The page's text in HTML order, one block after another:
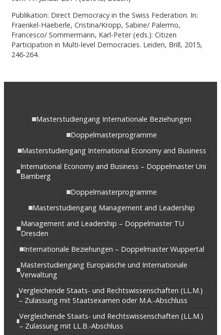
Publikation: Direct Democracy in the Swiss Federation. In:
Fraenkel-Haeberle, Cristina/Kropp, Sabine/ Palermo,
Francesco/ Sommermann, Karl-Peter (eds.): Citizen
Participation in Multi-level Democracies. Leiden, Brill, 2015,
246-264.
Masterstudiengang Internationale Beziehungen
Doppelmasterprogramme
Masterstudiengang International Economy and Business
International Economy and Business – Doppelmaster Uni
Bamberg
Doppelmasterprogramme
Masterstudiengang Management and Leadership
Management and Leadership – Doppelmaster TU
Dresden
Internationale Beziehungen – Doppelmaster Wuppertal
Masterstudiengang Europäische und Internationale
Verwaltung
Vergleichende Staats- und Rechtswissenschaften (LL.M.)
– Zulassung mit Staatsexamen oder M.A.-Abschluss
Vergleichende Staats- und Rechtswissenschaften (LL.M.)
– Zulassung mit LL.B.-Abschluss